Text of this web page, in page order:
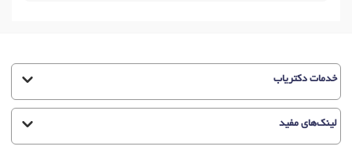
خدمات دکتریاب
لینک‌های مفید